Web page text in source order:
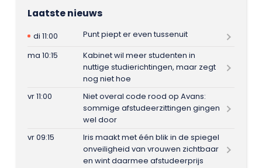
Laatste nieuws
di 11:00
Punt piept er even tussenuit
ma 10:15
Kabinet wil meer studenten in
nuttige studierichtingen, maar zegt
nog niet hoe
vr 11:00
Niet overal code rood op Avans:
sommige afstudeerzittingen gingen
wel door
vr 09:15
Iris maakt met één blik in de spiegel
onveiligheid van vrouwen zichtbaar
en wint daarmee afstudeerprijs